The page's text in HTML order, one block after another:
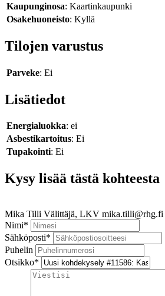
Kaupunginosa: Kaartinkaupunki
Osakehuoneisto: Kyllä
Tilojen varustus
Parveke: Ei
Lisätiedot
Energialuokka: ei
Asbestikartoitus: Ei
Tupakointi: Ei
Kysy lisää tästä kohteesta
Mika Tilli Välittäjä, LKV mika.tilli@rhg.fi
Nimi*
Sähköposti*
Puhelin
Otsikko*